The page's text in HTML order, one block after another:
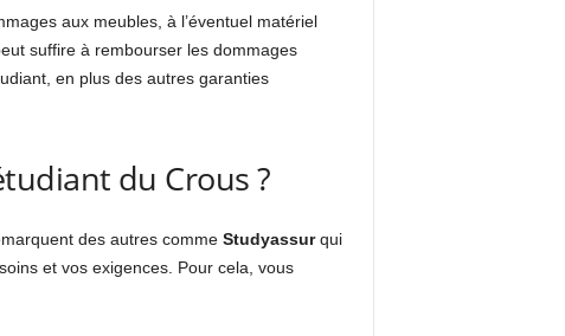
aux meubles, à l’éventuel matériel
suffire à rembourser les dommages
en plus des autres garanties
du Crous ?
des autres comme Studyassur qui
et vos exigences. Pour cela, vous